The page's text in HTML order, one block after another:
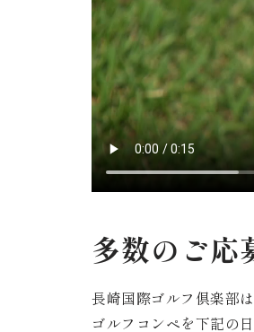
多数のご応
長崎国際ゴルフ倶楽部
ゴルフコンペを下記の